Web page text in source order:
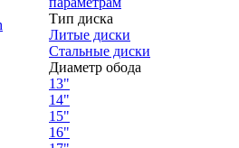
Тип диска
Литые диски
Стальные диски
Диаметр обода
13"
14"
15"
16"